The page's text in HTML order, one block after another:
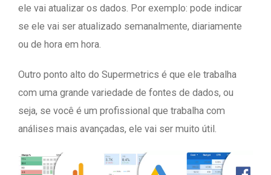
ele vai atualizar os dados. Por exemplo: pode indicar
se ele vai ser atualizado semanalmente, diariamente
ou de hora em hora.
Outro ponto alto do Supermetrics é que ele trabalha
com uma grande variedade de fontes de dados, ou
seja, se você é um profissional que trabalha com
análises mais avançadas, ele vai ser muito útil.